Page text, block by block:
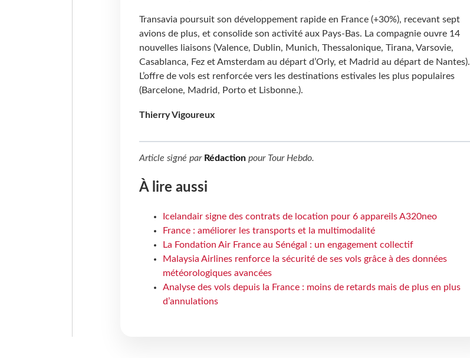
Transavia poursuit son développement rapide en France (+30%), recevant sept
avions de plus, et consolide son activité aux Pays-Bas. La compagnie ouvre 14
nouvelles liaisons (Valence, Dublin, Munich, Thessalonique, Tirana, Varsovie,
Casablanca, Fez et Amsterdam au départ d’Orly, et Madrid au départ de Nantes).
L’offre de vols est renforcée vers les destinations estivales les plus populaires
(Barcelone, Madrid, Porto et Lisbonne.).
Thierry Vigoureux
Article signé par Rédactionpour Tour Hebdo.
À lire aussi
Icelandair signe des contrats de location pour 6 appareils A320neo
France : améliorer les transports et la multimodalité
La Fondation Air France au Sénégal : un engagement collectif
Malaysia Airlines renforce la sécurité de ses vols grâce à des données
météorologiques avancées
Analyse des vols depuis la France : moins de retards mais de plus en plus
d’annulations